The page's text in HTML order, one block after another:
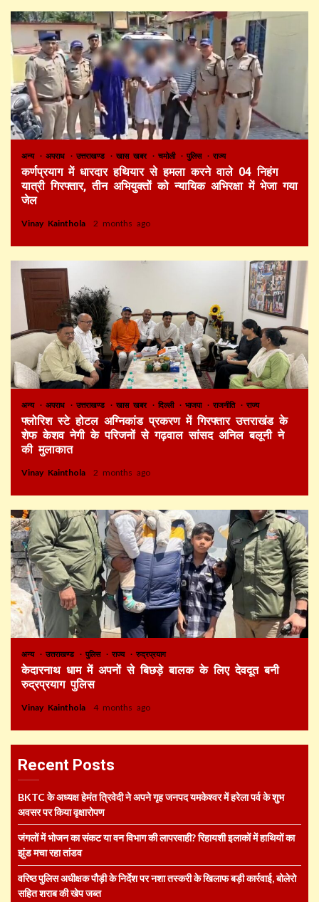
अन्य अपराध उत्तराखण्ड खास खबर चमोली पुलिस राज्य
कर्णप्रयाग में धारदार हथियार से हमला करने वाले 04 निहंग
यात्री गिरफ्तार, तीन अभियुक्तों को न्यायिक अभिरक्षा में भेजा गया
जेल
Vinay Kainthola 2 months ago
अन्य अपराध उत्तराखण्ड खास खबर दिल्ली भाजपा राजनीति राज्य
फ्लोरिश स्टे होटल अग्निकांड प्रकरण में गिरफ्तार उत्तराखंड के
शेफ केशव नेगी के परिजनों से गढ़वाल सांसद अनिल बलूनी ने
की मुलाकात
Vinay Kainthola 2 months ago
अन्य उत्तराखण्ड पुलिस राज्य रुद्रप्रयाग
केदारनाथ धाम में अपनों से बिछड़े बालक के लिए देवदूत बनी
रुद्रप्रयाग पुलिस
Vinay Kainthola 4 months ago
Recent Posts
BKTC के अध्यक्ष हेमंत त्रिवेदी ने अपने गृह जनपद यमकेश्वर में हरेला पर्व के शुभ
अवसर पर किया वृक्षारोपण
जंगलों में भोजन का संकट या वन विभाग की लापरवाही? रिहायशी इलाकों में हाथियों का
झुंड मचा रहा तांडव
वरिष्ठ पुलिस अधीक्षक पौड़ी के निर्देश पर नशा तस्करी के खिलाफ बड़ी कार्रवाई, बोलेरो
सहित शराब की खेप जब्त